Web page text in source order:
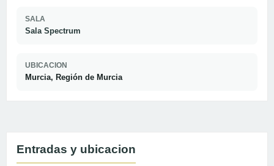
SALA
Sala Spectrum
UBICACION
Murcia, Región de Murcia
Entradas y ubicacion